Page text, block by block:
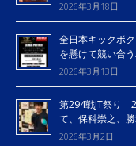
2026年3月18日
全日本キックボ
を懸けて競い合
2026年3月13日
第294戦JT祭り
て、保科崇之、勝
2026年3月2日